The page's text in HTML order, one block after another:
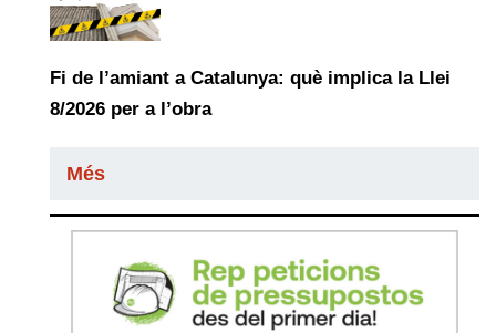
Fi de l’amiant a Catalunya: què implica la Llei
8/2026 per a l’obra
Més